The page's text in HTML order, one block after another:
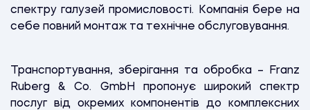
спектру галузей промисловості. Компанія бере на
себе повний монтаж та технічне обслуговування.
Транспортування, зберігання та обробка – Franz
Ruberg & Co. GmbH пропонує широкий спектр
послуг від окремих компонентів до комплексних